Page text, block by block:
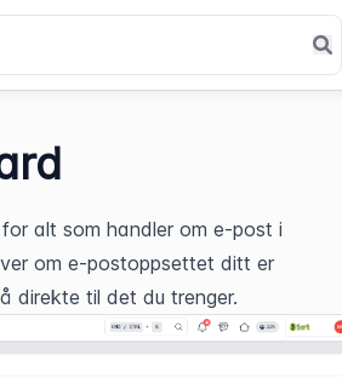
alt som handler om e-post i
om e-postoppsettet ditt er
direkte til det du trenger.